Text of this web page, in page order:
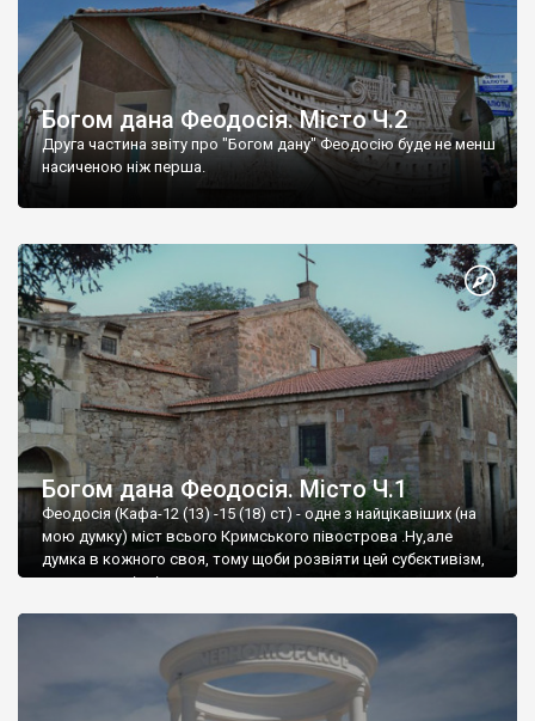
Богом дана Феодосія. Місто Ч.2
Друга частина звіту про "Богом дану" Феодосію буде не менш
насиченою ніж перша.
Богом дана Феодосія. Місто Ч.1
Феодосія (Кафа-12 (13) -15 (18) ст) - одне з найцікавіших (на
мою думку) міст всього Кримського півострова .Ну,але
думка в кожного своя, тому щоби розвіяти цей субєктивізм,
запрошую відвідати це